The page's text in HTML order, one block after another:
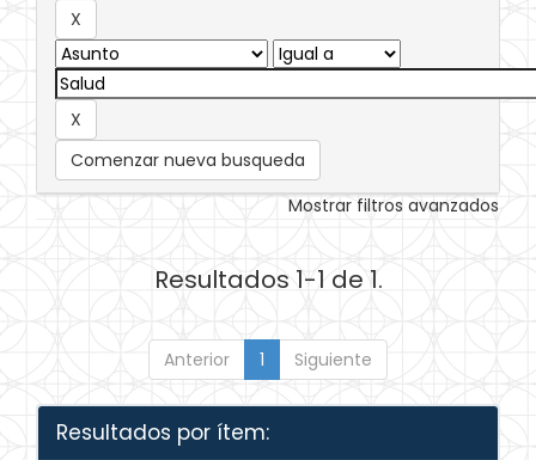
Comenzar nueva busqueda
Mostrar filtros avanzados
Resultados 1-1 de 1.
Anterior 1 Siguiente
Resultados por ítem: